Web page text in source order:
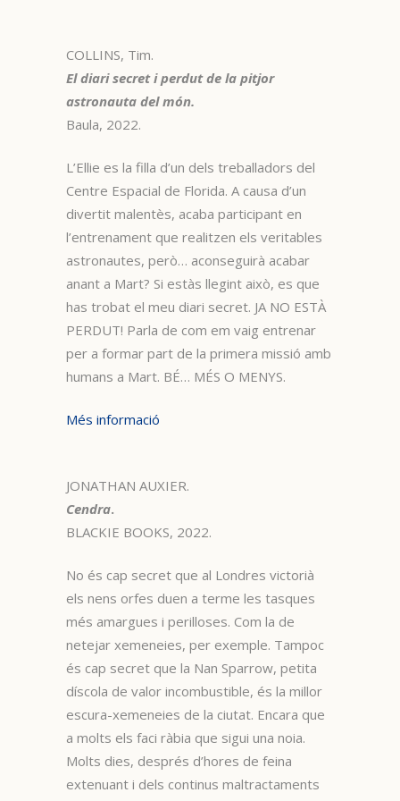
COLLINS, Tim.
El diari secret i perdut de la pitjor
astronauta del món.
Baula, 2022.
L’Ellie es la filla d’un dels treballadors del
Centre Espacial de Florida. A causa d’un
divertit malentès, acaba participant en
l’entrenament que realitzen els veritables
astronautes, però… aconseguirà acabar
anant a Mart? Si estàs llegint això, es que
has trobat el meu diari secret. JA NO ESTÀ
PERDUT! Parla de com em vaig entrenar
per a formar part de la primera missió amb
humans a Mart. BÉ… MÉS O MENYS.
Més informació
JONATHAN AUXIER.
Cendra.
BLACKIE BOOKS, 2022.
No és cap secret que al Londres victorià
els nens orfes duen a terme les tasques
més amargues i perilloses. Com la de
netejar xemeneies, per exemple. Tampoc
és cap secret que la Nan Sparrow, petita
díscola de valor incombustible, és la millor
escura-xemeneies de la ciutat. Encara que
a molts els faci ràbia que sigui una noia.
Molts dies, després d’hores de feina
extenuant i dels continus maltractaments